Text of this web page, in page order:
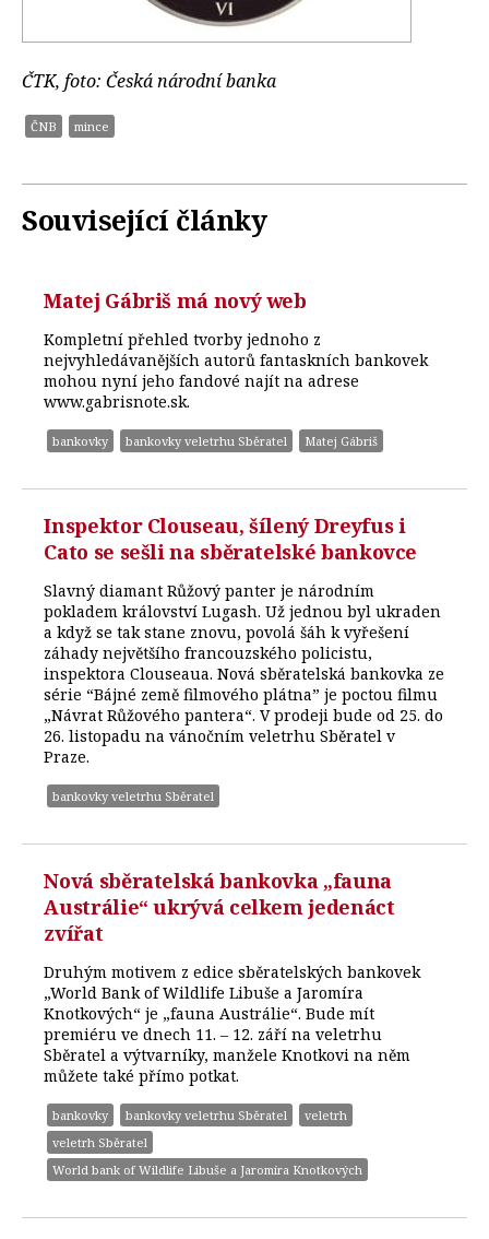
ČTK, foto: Česká národní banka
ČNB mince
Související články
Matej Gábriš má nový web
Kompletní přehled tvorby jednoho z
nejvyhledávanějších autorů fantaskních bankovek
mohou nyní jeho fandové najít na adrese
www.gabrisnote.sk.
bankovky bankovky veletrhu Sběratel Matej Gábriš
Inspektor Clouseau, šílený Dreyfus i
Cato se sešli na sběratelské bankovce
Slavný diamant Růžový panter je národním
pokladem království Lugash. Už jednou byl ukraden
a když se tak stane znovu, povolá šáh k vyřešení
záhady největšího francouzského policistu,
inspektora Clouseaua. Nová sběratelská bankovka ze
série “Bájné země filmového plátna” je poctou filmu
„Návrat Růžového pantera“. V prodeji bude od 25. do
26. listopadu na vánočním veletrhu Sběratel v
Praze.
bankovky veletrhu Sběratel
Nová sběratelská bankovka „fauna
Austrálie“ ukrývá celkem jedenáct
zvířat
Druhým motivem z edice sběratelských bankovek
„World Bank of Wildlife Libuše a Jaromíra
Knotkových“ je „fauna Austrálie“. Bude mít
premiéru ve dnech 11. – 12. září na veletrhu
Sběratel a výtvarníky, manžele Knotkovi na něm
můžete také přímo potkat.
bankovky bankovky veletrhu Sběratel
veletrh
veletrh Sběratel
World bank of Wildlife Libuše a Jaromíra Knotkových